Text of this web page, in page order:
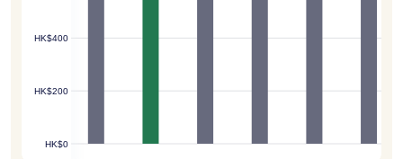
HK$0
HK$200
HK$400